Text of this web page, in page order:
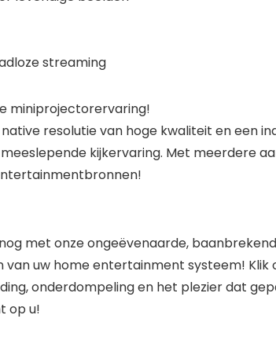
streaming
miniprojectorervaring!
resolutie van hoge kwaliteit en een
kijkervaring. Met meerdere
met onze ongeëvenaarde,
uw home entertainment systeem! Klik
onderdompeling en het plezier dat
op u!